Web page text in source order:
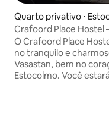
Quarto privativo ⋅
Crafoord Place Hostel
O Crafoord Place
no tranquilo e
Vasastan, bem no
Estocolmo. Você